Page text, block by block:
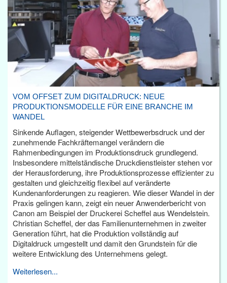
VOM OFFSET ZUM DIGITALDRUCK: NEUE
PRODUKTIONSMODELLE FÜR EINE BRANCHE IM
WANDEL
Sinkende Auflagen, steigender Wettbewerbsdruck und der
zunehmende Fachkräftemangel verändern die
Rahmenbedingungen im Produktionsdruck grundlegend.
Insbesondere mittelständische Druckdienstleister stehen vor
der Herausforderung, ihre Produktionsprozesse effizienter zu
gestalten und gleichzeitig flexibel auf veränderte
Kundenanforderungen zu reagieren. Wie dieser Wandel in der
Praxis gelingen kann, zeigt ein neuer Anwenderbericht von
Canon am Beispiel der Druckerei Scheffel aus Wendelstein.
Christian Scheffel, der das Familienunternehmen in zweiter
Generation führt, hat die Produktion vollständig auf
Digitaldruck umgestellt und damit den Grundstein für die
weitere Entwicklung des Unternehmens gelegt.
Weiterlesen...